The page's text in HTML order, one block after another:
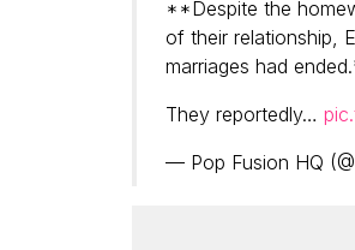
**Despite the
of their relationship,
marriages had
They reportedly…
— Pop Fusion HQ